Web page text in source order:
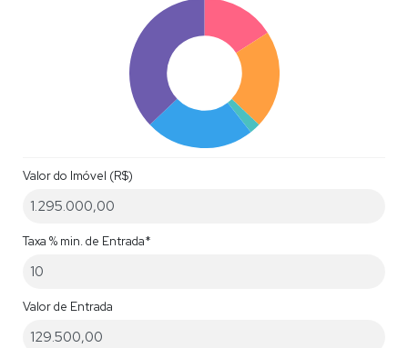
Apartamento Balneário Camboriú
Cobertura em Balneário Camboriú
Valor do Imóvel (R$)
Taxa % min. de Entrada*
Valor de Entrada